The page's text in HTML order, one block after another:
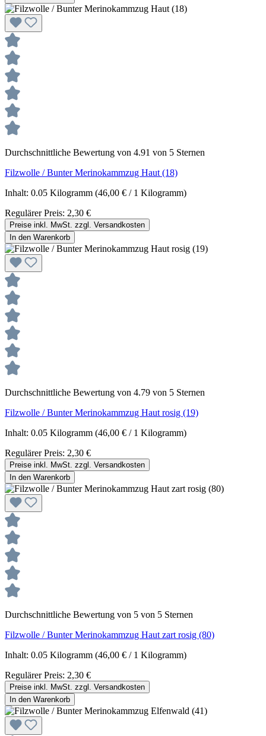
Durchschnittliche Bewertung von 4.91 von 5 Sternen
Filzwolle / Bunter Merinokammzug Haut (18)
Inhalt: 0.05 Kilogramm (46,00 € / 1 Kilogramm)
Regulärer Preis: 2,30 €
Preise inkl. MwSt. zzgl. Versandkosten
In den Warenkorb
Durchschnittliche Bewertung von 4.79 von 5 Sternen
Filzwolle / Bunter Merinokammzug Haut rosig (19)
Inhalt: 0.05 Kilogramm (46,00 € / 1 Kilogramm)
Regulärer Preis: 2,30 €
Preise inkl. MwSt. zzgl. Versandkosten
In den Warenkorb
Durchschnittliche Bewertung von 5 von 5 Sternen
Filzwolle / Bunter Merinokammzug Haut zart rosig (80)
Inhalt: 0.05 Kilogramm (46,00 € / 1 Kilogramm)
Regulärer Preis: 2,30 €
Preise inkl. MwSt. zzgl. Versandkosten
In den Warenkorb